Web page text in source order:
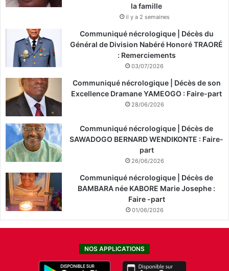
la famille
il y a 2 semaines
Communiqué nécrologique | Décès du
Général de Division Nabéré Honoré TRAORÉ
: Remerciements
03/07/2026
Communiqué nécrologique | Décès de son
Excellence Dramane YAMEOGO : Faire-part
28/06/2026
Communiqué nécrologique | Décès de
SAWADOGO BERNARD WENDIKONTE : Faire-
part
26/06/2026
Communiqué nécrologique | Décès de
BAMBARA née KABORE Marie Josephe :
Faire -part
01/06/2026
NOS APPLICATIONS